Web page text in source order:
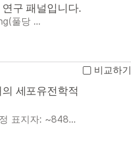
구 패널입니다.
풀당 …
세포유전학적
표지자: ~848…
비교하기